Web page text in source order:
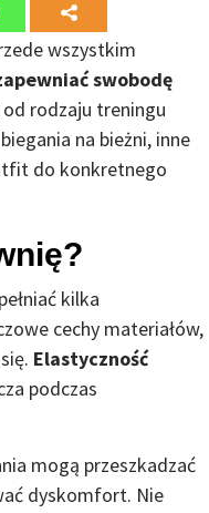
wszystkim
swobodę
od rodzaju treningu
na bieżni, inne
do konkretnego
kilka
cechy materiałów,
Elastyczność
podczas
mogą przeszkadzać
dyskomfort. Nie